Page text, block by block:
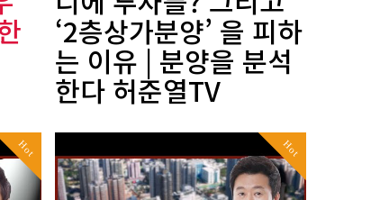
‘2층상가분양’ 을 피하
는 이유 | 분양을 분석
한다 허준열TV
Hot Hot